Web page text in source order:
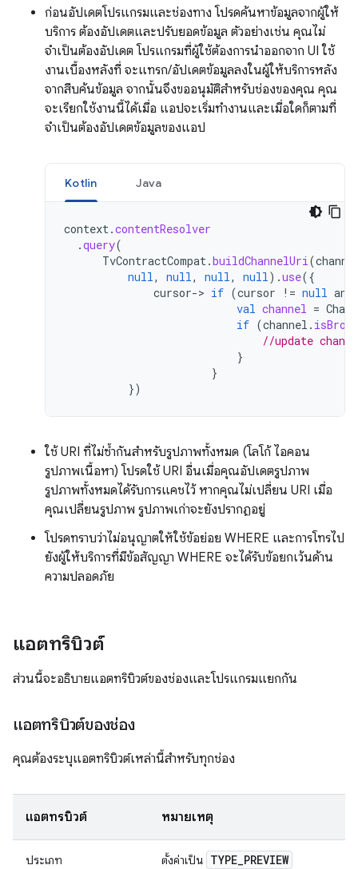
ก่อนอัปเดตโปรแกรมและช่องทาง โปรดค้นหาข้อมูลจากผู้ให้
บริการ ต้องอัปเดตและปรับยอดข้อมูล ตัวอย่างเช่น คุณไม่
จำเป็นต้องอัปเดต โปรแกรมที่ผู้ใช้ต้องการนำออกจาก UI ใช้
งานเบื้องหลังที่ จะแทรก/อัปเดตข้อมูลลงในผู้ให้บริการหลัง
จากสืบค้นข้อมูล จากนั้นจึงขออนุมัติสำหรับช่องของคุณ คุณ
จะเรียกใช้งานนี้ได้เมื่อ แอปจะเริ่มทำงานและเมื่อใดก็ตามที่
จำเป็นต้องอัปเดตข้อมูลของแอป
Kotlin Java
context.contentResolver
.query(
TvContractCompat.buildChannelUri(
null, null, null, null).use({
cursor-> if (cursor != null and
val channel =
if (channel .
//update
}
}
})
ใช้ URI ที่ไม่ซ้ำกันสำหรับรูปภาพทั้งหมด (โลโก้ ไอคอน
รูปภาพเนื้อหา) โปรดใช้ URI อื่นเมื่อคุณอัปเดตรูปภาพ
รูปภาพทั้งหมดได้รับการแคชไว้ หากคุณไม่เปลี่ยน URI เมื่อ
คุณเปลี่ยนรูปภาพ รูปภาพเก่าจะยังปรากฏอยู่
โปรดทราบว่าไม่อนุญาตให้ใช้ข้อย่อย WHERE และการโทรไป
ยังผู้ให้บริการที่มีข้อสัญญา WHERE จะได้รับข้อยกเว้นด้าน
ความปลอดภัย
แอตทริบิวต์
ส่วนนี้จะอธิบายแอตทริบิวต์ของช่องและโปรแกรมแยกกัน
แอตทริบิวต์ของช่อง
คุณต้องระบุแอตทริบิวต์เหล่านี้สำหรับทุกช่อง
แอตทริบิวต์ หมายเหตุ
ประเภท ตั้งค่าเป็น TYPE_PREVIEW